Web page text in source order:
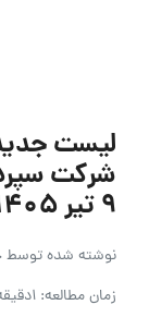
لیست
شرکت
۹ تیر ۱۴۰۵
نوشته شده توسط
زمان مطالعه: 1دقیقه